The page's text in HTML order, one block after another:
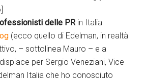
delle PRin Italia
(ecco quello di Edelman, in realtà
– sottolinea Mauro – e a
per Sergio Veneziani, Vice
Italia che ho conosciuto